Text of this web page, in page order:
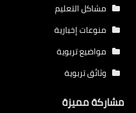
مشاكل التعليم
منوعات إخبارية
مواضيع تربوية
وثائق تربوية
مشاركة مميزة